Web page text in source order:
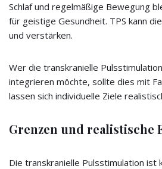
Schlaf und regelmäßige Bewegung
für geistige Gesundheit. TPS kann
und verstärken.
Wer die transkranielle
integrieren möchte, sollte dies mit
lassen sich individuelle Ziele
Grenzen und realistische
Die transkranielle Pulsstimulation ist